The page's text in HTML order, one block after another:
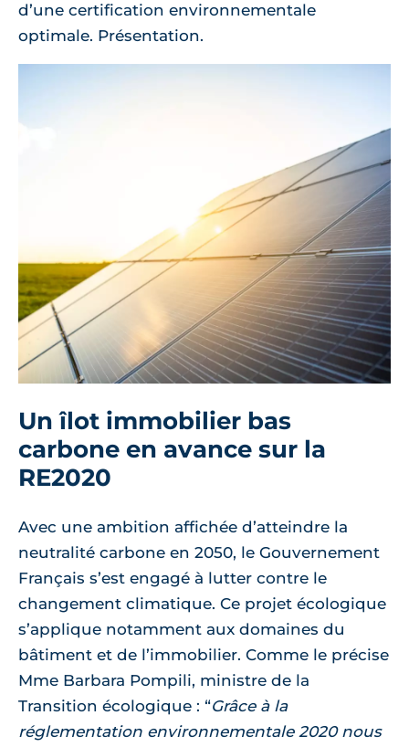
d’une certification environnementale
optimale. Présentation.
Un îlot immobilier bas
carbone en avance sur la
RE2020
Avec une ambition affichée d’atteindre la
neutralité carbone en 2050, le Gouvernement
Français s’est engagé à lutter contre le
changement climatique. Ce projet écologique
s’applique notamment aux domaines du
bâtiment et de l’immobilier. Comme le précise
Mme Barbara Pompili, ministre de la
Transition écologique : “Grâce à la
réglementation environnementale 2020 nous